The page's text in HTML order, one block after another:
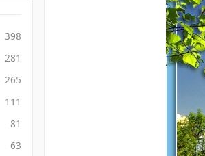
398
281
265
111
81
63